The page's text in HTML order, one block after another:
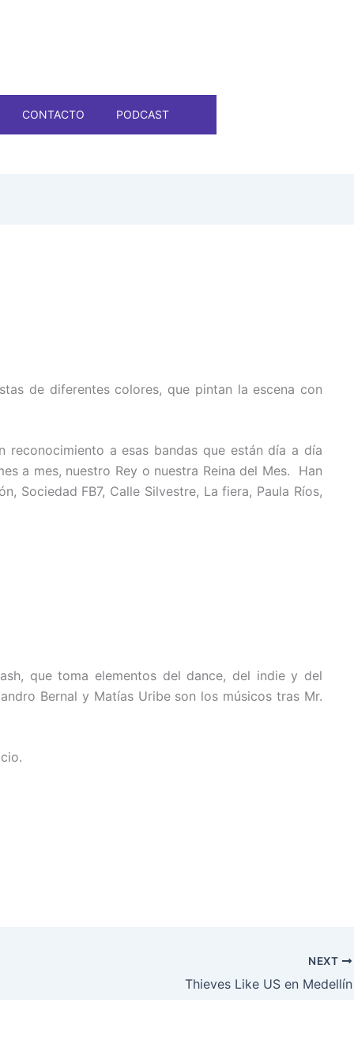
CONTACTO PODCAST
de diferentes colores, que pintan la escena con
a esas bandas que están día a día
a mes, nuestro Rey o nuestra Reina del Mes. Han
Sociedad FB7, Calle Silvestre, La fiera, Paula Ríos,
que toma elementos del dance, del indie y del
Bernal y Matías Uribe son los músicos tras Mr.
NEXT
Thieves Like US en Medellín